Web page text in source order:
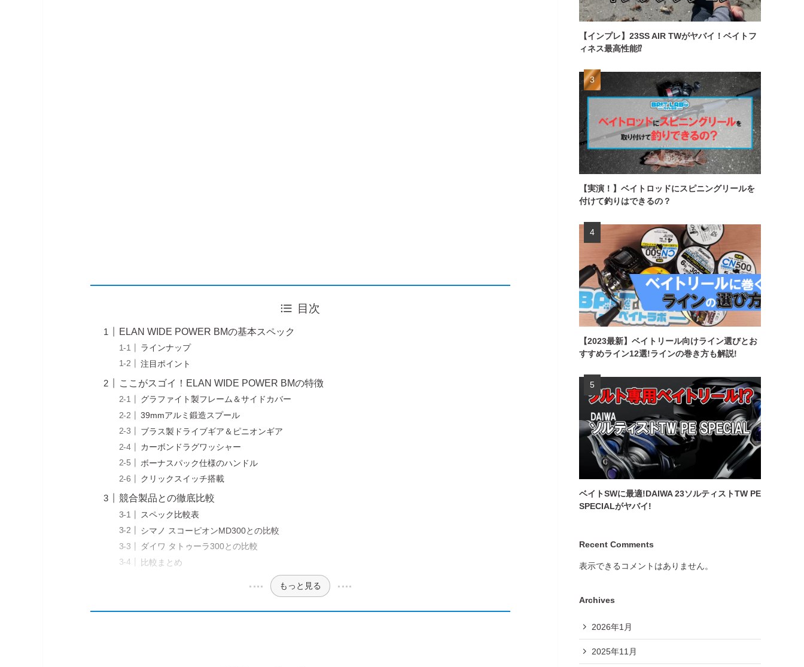
目次
ELAN WIDE POWER BMの基本スペック
ラインナップ
注目ポイント
ここがスゴイ！ELAN WIDE POWER BMの特徴
グラファイト製フレーム＆サイドカバー
39mmアルミ鍛造スプール
ブラス製ドライブギア＆ピニオンギア
カーボンドラグワッシャー
ボーナスパック仕様のハンドル
クリックスイッチ搭載
競合製品との徹底比較
スペック比較表
シマノ スコーピオンMD300との比較
ダイワ タトゥーラ300との比較
比較まとめ
もっと見る
【インプレ】23SS AIR TWがヤバイ！ベイトフ
ィネス最高性能⁉
【実演！】ベイトロッドにスピニングリールを
付けて釣りはできるの？
【2023最新】ベイトリール向けライン選びとお
すすめライン12選!ラインの巻き方も解説!
ベイトSWに最適!DAIWA 23ソルティストTW PE
SPECIALがヤバイ!
Recent Comments
表示できるコメントはありません。
Archives
2026年1月
2025年11月